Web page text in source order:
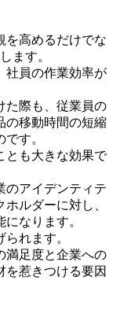
を高めるだけでな
ます。
社員の作業効率が
た際も、従業員の
の移動時間の短縮
す。
とも大きな効果で
のアイデンティテ
ルダーに対し、
なります。
れます。
満足度と企業への
を惹きつける要因